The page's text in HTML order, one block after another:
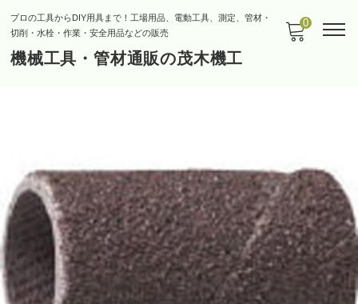
プロの工具からDIY用具まで！工場用品、電動工具、測定、管材・
切削・水栓・作業・安全用品などの販売
機械工具・管材通販の茂木機工
0